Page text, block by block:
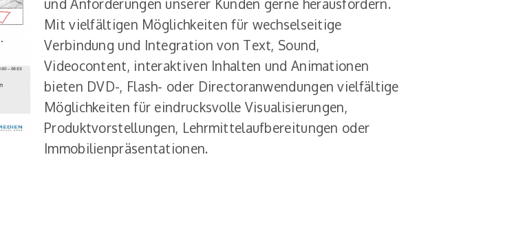
und Anforderungen unserer Kunden gerne herausfordern.
Mit vielfältigen Möglichkeiten für wechselseitige
Verbindung und Integration von Text, Sound,
Videocontent, interaktiven Inhalten und Animationen
bieten DVD-, Flash- oder Directoranwendungen vielfältige
Möglichkeiten für eindrucksvolle Visualisierungen,
Produktvorstellungen, Lehrmittelaufbereitungen oder
Immobilienpräsentationen.